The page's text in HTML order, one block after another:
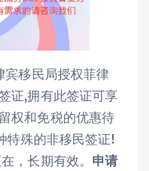
宾移民局授权菲律
证,拥有此签证可享
权和免税的优惠待
特殊的非移民签证!
，长期有效。 申请